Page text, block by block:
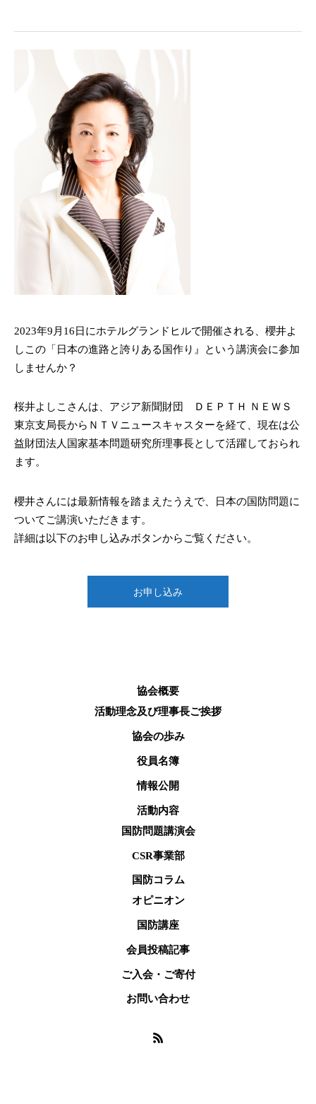
2023年9月16日にホテルグランドヒルで開催される、櫻井よ
しこの「日本の進路と誇りある国作り』
という講演会に参加
しませんか？
桜井よしこさんは、アジア新聞財団 ＤＥＰＴＨ ＮＥＷＳ
東京支局長からＮＴＶニュースキャスターを経て、現在は公
益財団法人国家基本問題研究所理事長として活躍しておられ
ます。
櫻井さんには最新情報を踏まえたうえで、日本の国防問題に
ついてご講演いただきます。
詳細は以下のお申し込みボタンからご覧ください。
お申し込み
協会概要
活動理念及び理事長ご挨拶
協会の歩み
役員名簿
情報公開
活動内容
国防問題講演会
CSR事業部
国防コラム
オピニオン
国防講座
会員投稿記事
ご入会・ご寄付
お問い合わせ